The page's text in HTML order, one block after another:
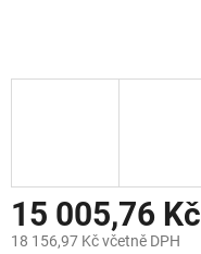
15 005,76 Kč
18 156,97 Kč včetně DPH